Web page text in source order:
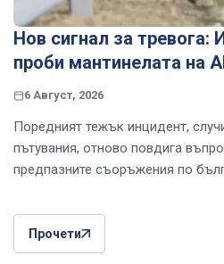
Нов сигнал за тревога:
проби мантинелата на
6 Август, 2026
Поредният тежък инцидент,
пътувания, отново повдига
предпазните съоръжения по
Прочети